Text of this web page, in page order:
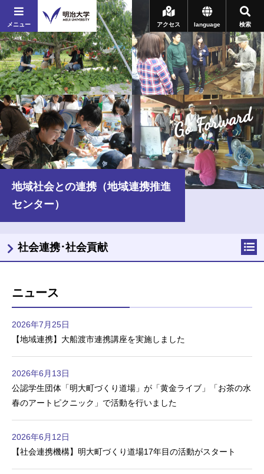
メニュー 検索
language
アクセス
Go Forward
地域社会との連携（地域連携推進
センター）
ニュース
2026年7月25日
【地域連携】大船渡市連携講座を実施しました
2026年6月13日
公認学生団体「明大町づくり道場」が「黄金ライブ」「お茶の水
春のアートピクニック」で活動を行いました
2026年6月12日
【社会連携機構】明大町づくり道場17年目の活動がスタート
社会連携･社会貢献